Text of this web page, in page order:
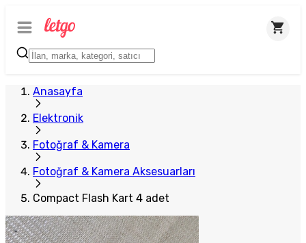
Anasayfa
Elektronik
Fotoğraf & Kamera
Fotoğraf & Kamera Aksesuarları
Compact Flash Kart 4 adet
Plus Satıcı